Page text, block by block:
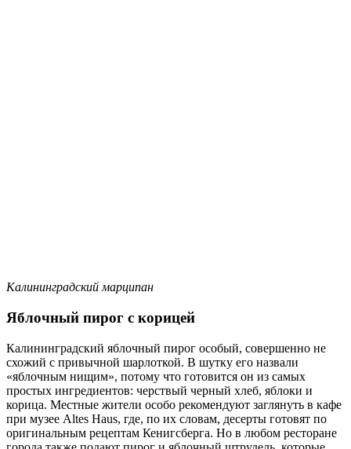
Калининградский марципан
Яблочный пирог с корицей
Калининградский яблочный пирог особый, совершенно не
схожий с привычной шарлоткой. В шутку его назвали
«яблочным нищим», потому что готовится он из самых
простых ингредиентов: черствый черный хлеб, яблоки и
корица. Местные жители особо рекомендуют заглянуть в кафе
при музее Altes Haus, где, по их словам, десерты готовят по
оригинальным рецептам Кенигсберга. Но в любом ресторане